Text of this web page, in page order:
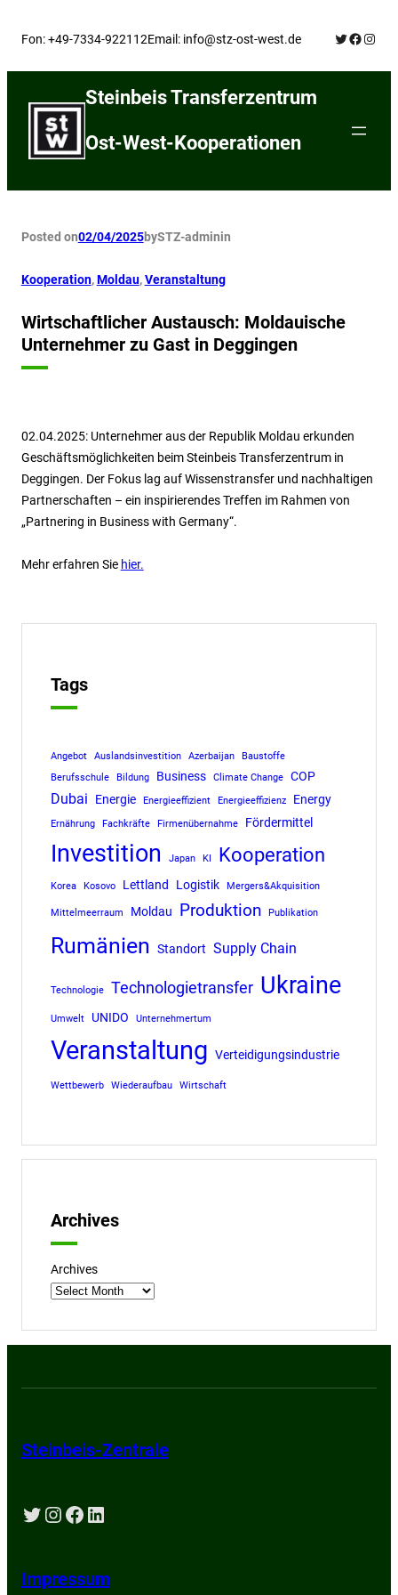
Fon: +49-7334-922112Email: info@stz-ost-west.de Twitter
Steinbeis Transferzentrum
Ost-West-Kooperationen
Posted on02/04/2025bySTZ-adminin
Kooperation, Moldau, Veranstaltung
Wirtschaftlicher Austausch: Moldauische
Unternehmer zu Gast in Deggingen
02.04.2025: Unternehmer aus der Republik Moldau erkunden
Geschäftsmöglichkeiten beim Steinbeis Transferzentrum in
Deggingen. Der Fokus lag auf Wissenstransfer und nachhaltigen
Partnerschaften – ein inspirierendes Treffen im Rahmen von
„Partnering in Business with Germany“.
Mehr erfahren Sie hier.
Tags
Angebot Auslandsinvestition Azerbaijan
Baustoffe
Berufsschule
Bildung Business Climate Change COP
Dubai Energie Energieeffizient Energieeffizienz Energy
Ernährung Fachkräfte Firmenübernahme Fördermittel
Investition Japan KI Kooperation
Korea Kosovo Lettland Logistik Mergers&Akquisition
Mittelmeerraum Moldau Produktion Publikation
Rumänien Standort Supply Chain
Technologie Technologietransfer Ukraine
Umwelt UNIDO Unternehmertum
Veranstaltung Verteidigungsindustrie
Wettbewerb Wiederaufbau Wirtschaft
Archives
Archives
Steinbeis-Zentrale
Twitter Instagram Facebook LinkedIn
Impressum